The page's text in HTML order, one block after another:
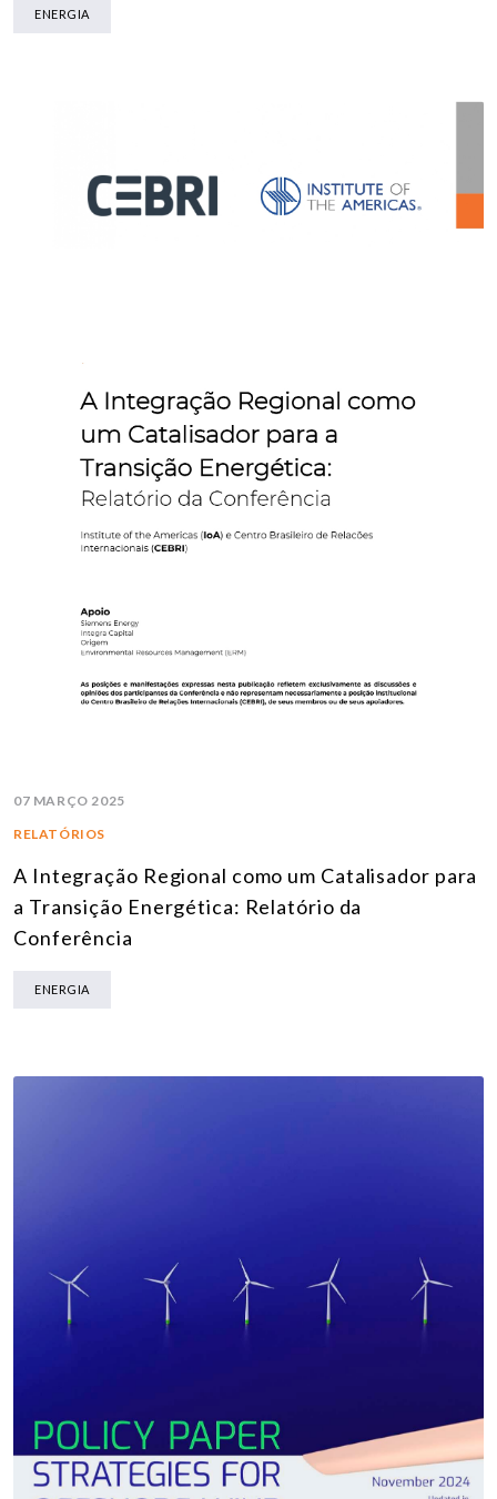
ENERGIA
07 MARÇO 2025
RELATÓRIOS
A Integração Regional como um Catalisador para
a Transição Energética: Relatório da
Conferência
ENERGIA